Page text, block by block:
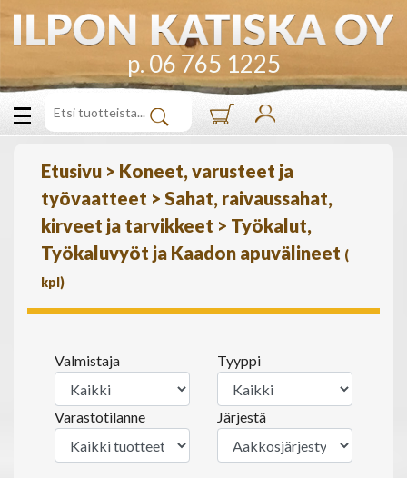
p. 06 765 1225
Etusivu > Koneet, varusteet ja
työvaatteet > Sahat, raivaussahat,
kirveet ja tarvikkeet > Työkalut,
Työkaluvyöt ja Kaadon apuvälineet (
kpl)
Valmistaja Tyyppi
Varastotilanne Järjestä